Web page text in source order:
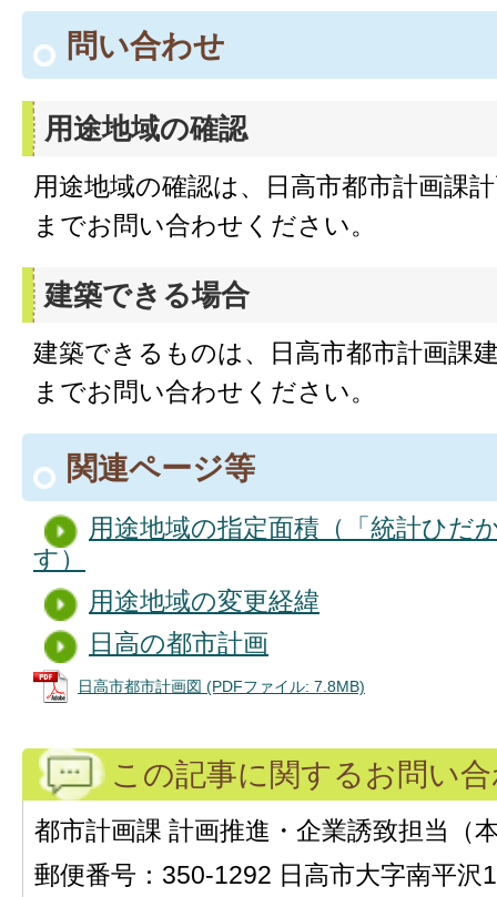
問い合わせ
用途地域の確認
用途地域の確認は、日高市都市計画課
までお問い合わせください。
建築できる場合
建築できるものは、日高市都市計画課
までお問い合わせください。
関連ページ等
用途地域の指定面積（「統計ひだ
す）
用途地域の変更経緯
日高の都市計画
日高市都市計画図 (PDFファイル: 7.8MB)
この記事に関するお問い
都市計画課 計画推進・企業誘致担当（
郵便番号：350-1292 日高市大字南平沢